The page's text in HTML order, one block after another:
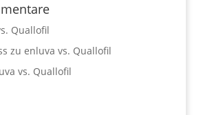
Quallofil
zu enluva vs. Quallofil
vs. Quallofil